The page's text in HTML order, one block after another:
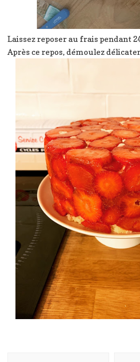
Laissez reposer au frais pendant
Après ce repos, démoulez